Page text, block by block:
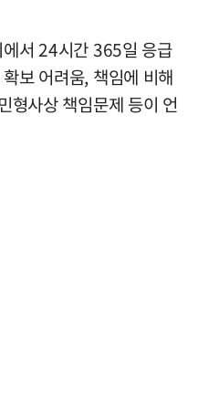
서 24시간 365일 응급
보 어려움, 책임에 비해
형사상 책임문제 등이 언